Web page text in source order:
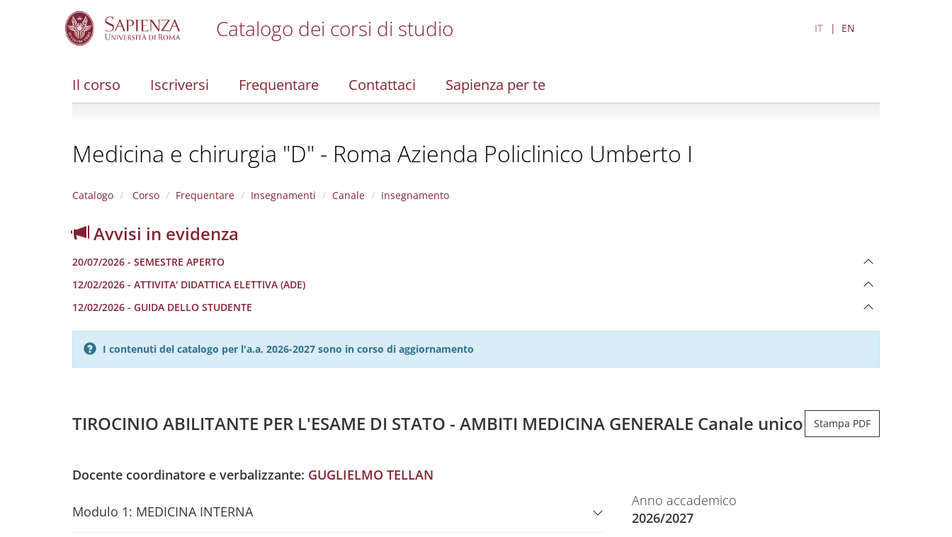
Catalogo dei corsi di studio IT EN
Il corso Iscriversi Frequentare Contattaci Sapienza per te
Medicina e chirurgia "D" - Roma Azienda Policlinico Umberto I
Catalogo Corso Frequentare Insegnamenti Canale Insegnamento
Avvisi in evidenza
20/07/2026 - SEMESTRE APERTO
12/02/2026 - ATTIVITA' DIDATTICA ELETTIVA (ADE)
12/02/2026 - GUIDA DELLO STUDENTE
I contenuti del catalogo per l'a.a. 2026-2027 sono in corso di aggiornamento
TIROCINIO ABILITANTE PER L'ESAME DI STATO - AMBITI MEDICINA GENERALE Canale unico Stampa PDF
Docente coordinatore e verbalizzante: GUGLIELMO TELLAN
Modulo 1: MEDICINA INTERNA
Anno accademico
2026/2027